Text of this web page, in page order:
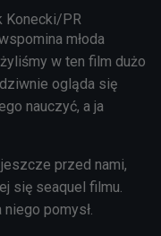
Konecki/PR
młoda
w ten film dużo
ogląda się
nauczyć, a ja
przed nami,
się seaquel filmu.
pomysł.